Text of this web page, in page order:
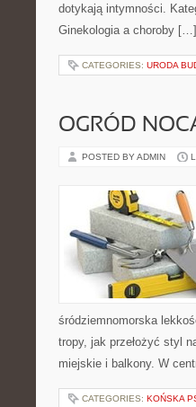
dotykają intymności.
Ginekologia a choroby […]
CATEGORIES: URODA
OGRÓD
POSTED BY ADMIN
śródziemnomorska
tropy, jak przełożyć styl
miejskie i balkony. W
CATEGORIES: KOŃSKA